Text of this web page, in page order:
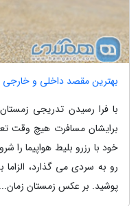
بهترین مقصد داخلی و خارجی
با فرا رسیدن تدریجی
برایشان مسافرت هیچ وقت
خود با رزرو بلیط هواپیما را
رو به سردی می گذارد،
پوشید. بر عکس زمستان زمان...